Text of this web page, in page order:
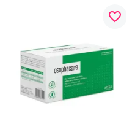
favorite_border